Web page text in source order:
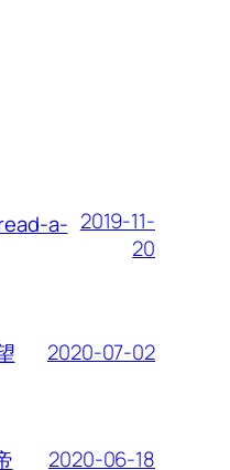
a- 2019-11-
20
2020-07-02
2020-06-18